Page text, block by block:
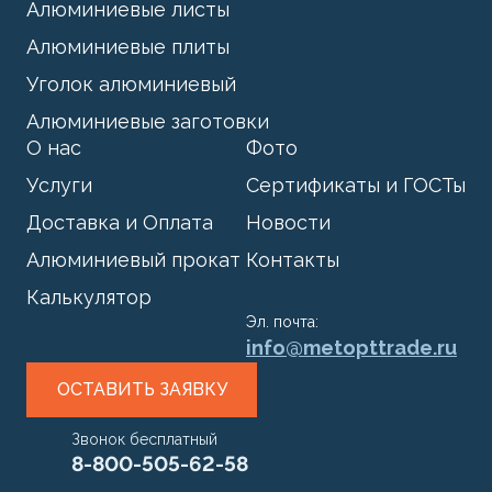
Алюминиевые листы
Алюминиевые плиты
Уголок алюминиевый
Алюминиевые заготовки
О нас
Услуги
Доставка и Оплата
Алюминиевый прокат
Калькулятор
Фото
Сертификаты и ГОСТы
Новости
Контакты
Эл. почта:
info@metopttrade.ru
ОСТАВИТЬ ЗАЯВКУ
Звонок бесплатный
8-800-505-62-58